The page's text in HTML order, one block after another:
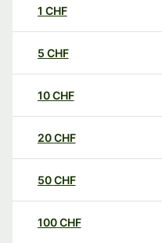
1 CHF
5 CHF
10CHF
20CHF
50CHF
100CHF